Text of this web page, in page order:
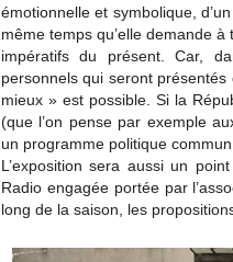
émotionnelle et symbolique,
même temps qu’elle demande
impératifs du présent. Car,
personnels qui seront
mieux » est possible. Si la
(que l’on pense par exemple
un programme politique
L’exposition sera aussi un
Radio engagée portée par
long de la saison, les